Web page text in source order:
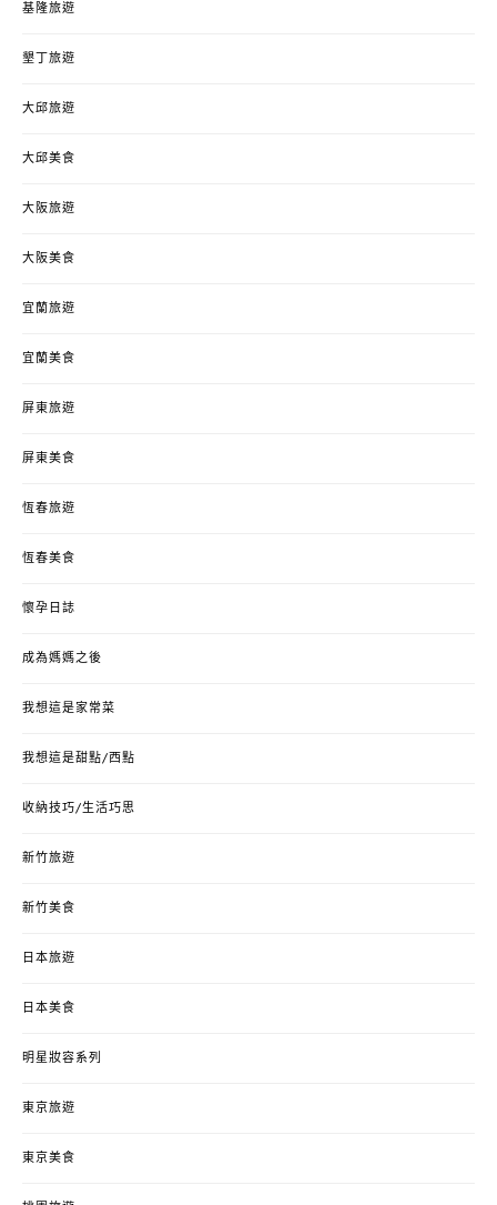
基隆旅遊
墾丁旅遊
大邱旅遊
大邱美食
大阪旅遊
大阪美食
宜蘭旅遊
宜蘭美食
屏東旅遊
屏東美食
恆春旅遊
恆春美食
懷孕日誌
成為媽媽之後
我想這是家常菜
我想這是甜點/西點
收納技巧/生活巧思
新竹旅遊
新竹美食
日本旅遊
日本美食
明星妝容系列
東京旅遊
東京美食